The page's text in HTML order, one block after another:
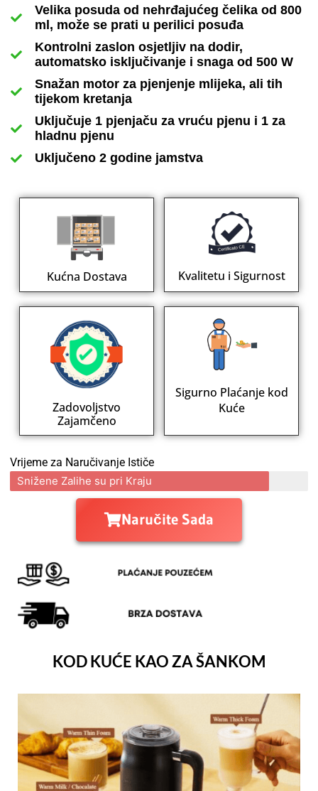
Velika posuda od nehrđajućeg čelika od 800
ml, može se prati u perilici posuđa
Kontrolni zaslon osjetljiv na dodir,
automatsko isključivanje i snaga od 500 W
Snažan motor za pjenjenje mlijeka, ali tih
tijekom kretanja
Uključuje 1 pjenjaču za vruću pjenu i 1 za
hladnu pjenu
Uključeno 2 godine jamstva
Kućna Dostava Kvalitetu i Sigurnost
Zadovoljstvo
Zajamčeno
Sigurno Plaćanje kod
Kuće
Vrijeme za Naručivanje Ističe
Snižene Zalihe su pri Kraju
Naručite Sada
KOD KUĆE KAO ZA ŠANKOM